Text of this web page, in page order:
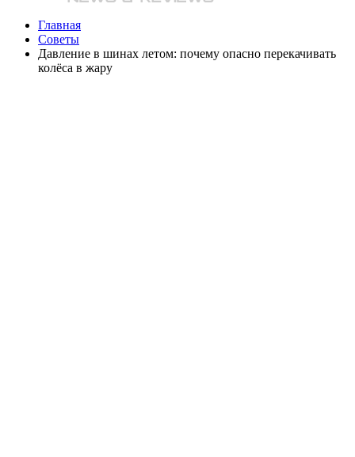
Главная
Советы
Давление в шинах летом: почему опасно перекачивать
колёса в жару